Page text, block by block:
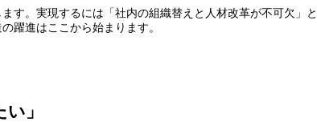
す。実現するには「社内の組織替えと人材改革が不可欠
躍進はここから始まります。
」